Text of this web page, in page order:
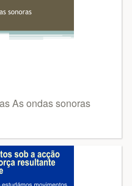
As ondas sonoras